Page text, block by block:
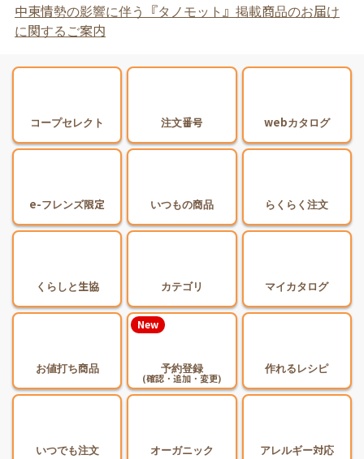
中東情勢の影響に伴う『タノモット』掲載商品のお届け
に関するご案内
コープセレクト 注文番号 webカタログ
e-フレンズ限定 いつもの商品 らくらく注文
くらしと生協 カテゴリ マイカタログ
お値打ち商品 予約登録
(確認・追加・変更)
New
作れるレシピ
いつでも注文 オーガニック アレルギー対応